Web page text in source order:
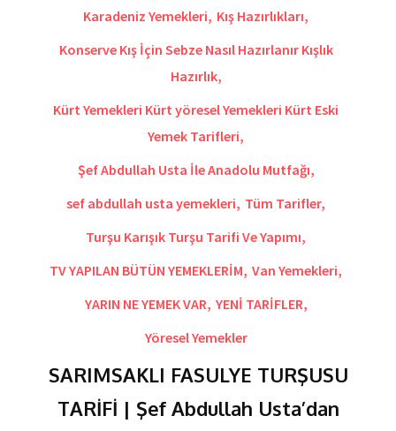
Karadeniz Yemekleri, Kış Hazırlıkları,
Konserve Kış İçin Sebze Nasıl Hazırlanır Kışlık
Hazırlık,
Kürt Yemekleri Kürt yöresel Yemekleri Kürt Eski
Yemek Tarifleri,
Şef Abdullah Usta İle Anadolu Mutfağı,
sef abdullah usta yemekleri, Tüm Tarifler,
Turşu Karışık Turşu Tarifi Ve Yapımı,
TV YAPILAN BÜTÜN YEMEKLERİM, Van Yemekleri,
YARIN NE YEMEK VAR, YENİ TARİFLER,
Yöresel Yemekler
SARIMSAKLI FASULYE TURŞUSU
TARİFİ | Şef Abdullah Usta’dan